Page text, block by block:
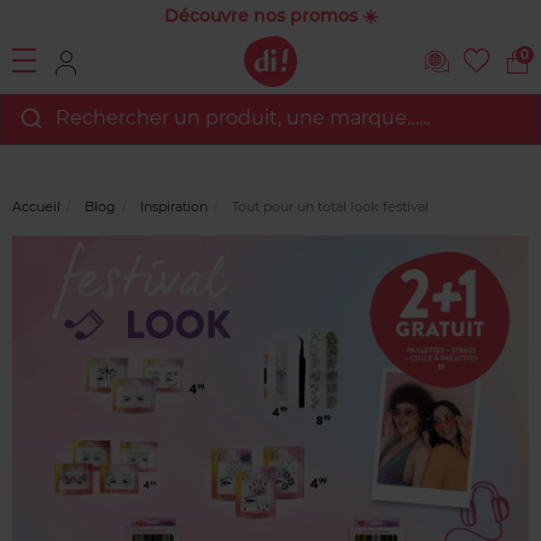
Découvre nos promos ☀️
0
Rechercher un produit, une marque…...
Accueil Blog Inspiration Tout pour un total look festival